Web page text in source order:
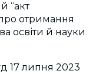
“акт
отримання
освіти й науки
17 липня 2023